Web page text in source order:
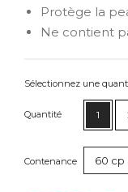
Protège la
Ne contient
Sélectionnez une
Quantité 1
Contenance 60 cp